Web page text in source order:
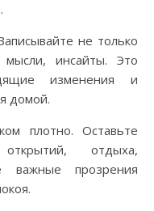
не только
инсайты. Это
изменения и
домой.
плотно. Оставьте
отдыха,
важные прозрения